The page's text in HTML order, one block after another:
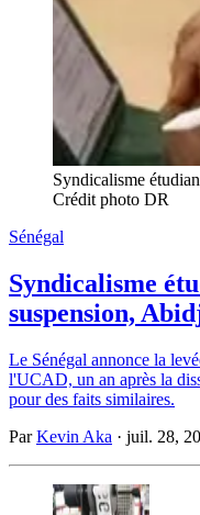
Syndicalisme
Crédit photo DR
Sénégal
Syndicalisme
suspension,
Le Sénégal annonce la
l'UCAD, un an après la
pour des faits similaires.
ParKevin Aka · juil. 28,